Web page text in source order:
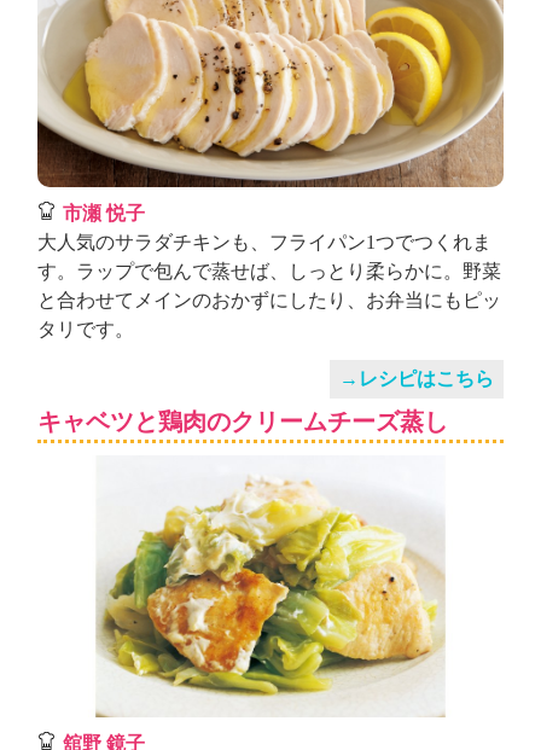
市瀬 悦子
大人気のサラダチキンも、フライパン1つでつくれま
す。ラップで包んで蒸せば、しっとり柔らかに。野菜
と合わせてメインのおかずにしたり、お弁当にもピッ
タリです。
→レシピはこちら
キャベツと鶏肉のクリームチーズ蒸し
舘野 鏡子